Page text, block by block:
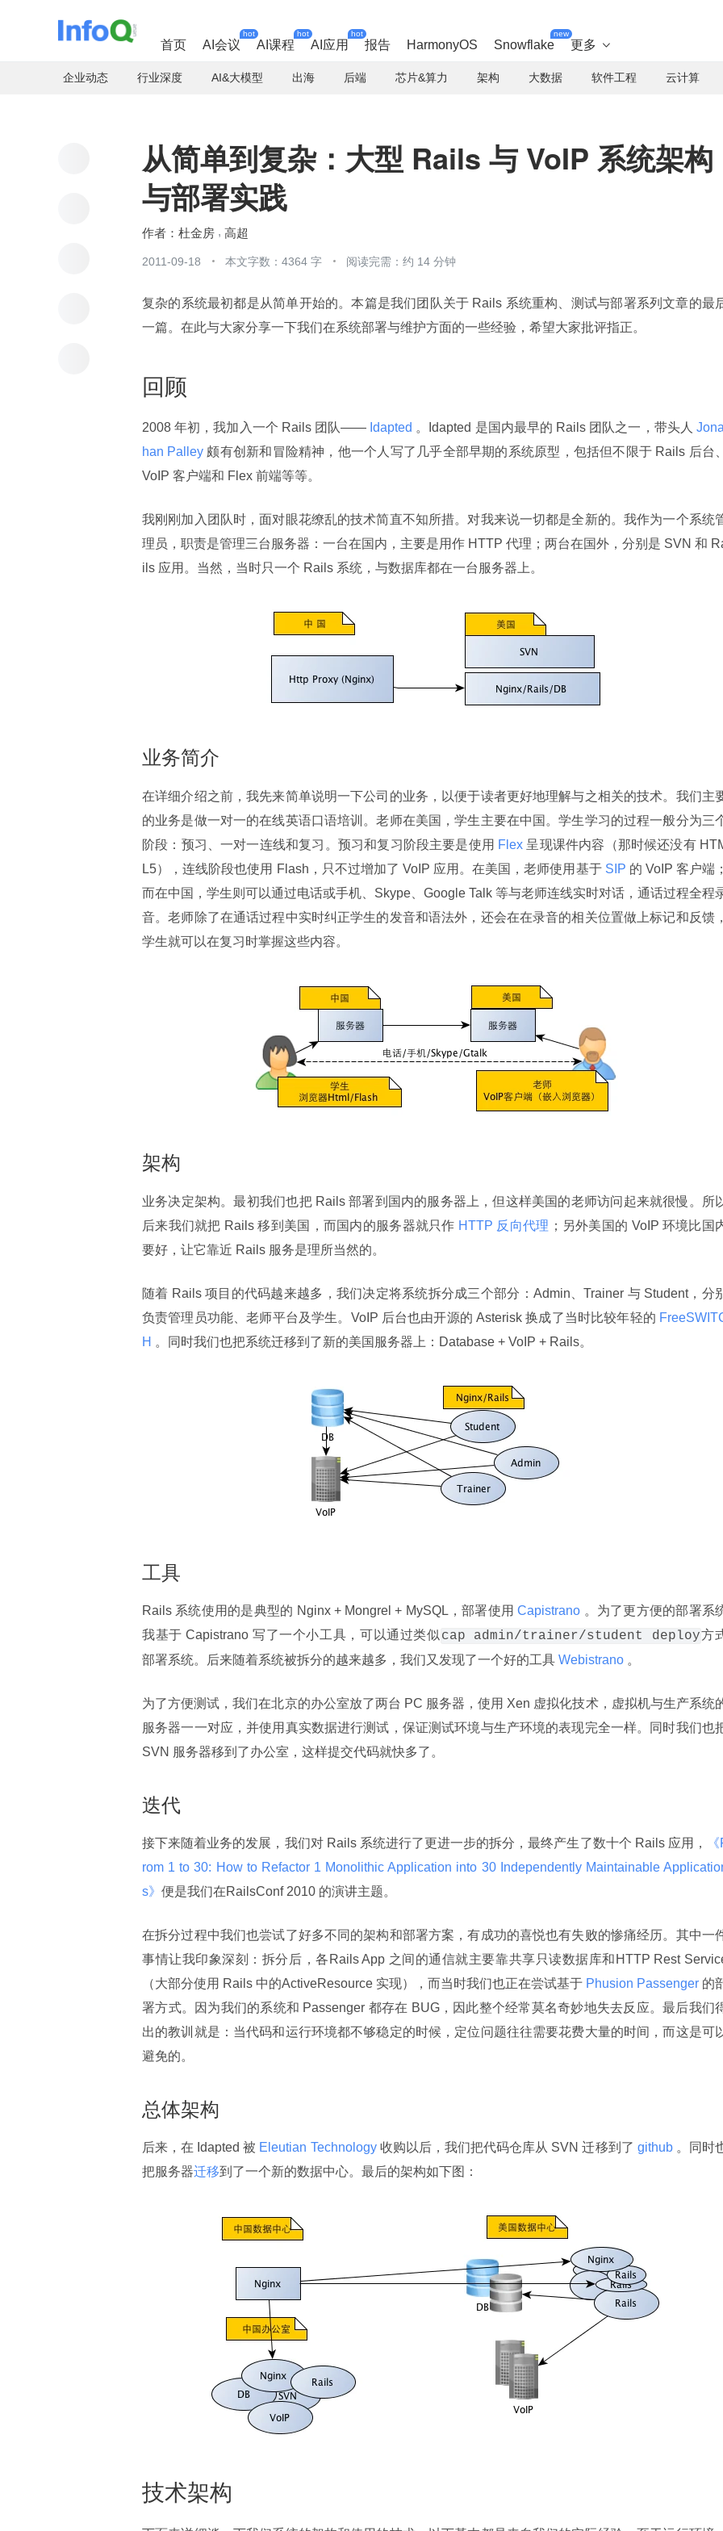
首页 AI会议
hot
AI课程
hot
AI应用
hot
报告 HarmonyOS Snowflake
new
更多 
企业动态 行业深度 AI&大模型 出海 后端 芯片&算力 架构 大数据 软件工程 云计算
从简单到复杂：大型 Rails 与 VoIP 系统架构
与部署实践
杜金房 高超
2011-09-18 本文字数：4364 字 阅读完需：约 14 分钟
复杂的系统最初都是从简单开始的。本篇是我们团队关于 Rails 系统重构、测试与部署系列文章的最
一篇。在此与大家分享一下我们在系统部署与维护方面的一些经验，希望大家批评指正。
回顾
2008 年初，我加入一个 Rails 团队—— Idapted 。Idapted 是国内最早的 Rails 团队之一，带头人
han Palley 颇有创新和冒险精神，他一个人写了几乎全部早期的系统原型，包括但不限于 Rails 后台、
VoIP 客户端和 Flex 前端等等。
我刚刚加入团队时，面对眼花缭乱的技术简直不知所措。对我来说一切都是全新的。我作为一个系统
理员，职责是管理三台服务器：一台在国内，主要是用作 HTTP 代理；两台在国外，分别是 SVN 和
ils 应用。当然，当时只一个 Rails 系统，与数据库都在一台服务器上。
业务简介
在详细介绍之前，我先来简单说明一下公司的业务，以便于读者更好地理解与之相关的技术。我们主
的业务是做一对一的在线英语口语培训。老师在美国，学生主要在中国。学生学习的过程一般分为三
阶段：预习、一对一连线和复习。预习和复习阶段主要是使用 Flex 呈现课件内容（那时候还没有
L5），连线阶段也使用 Flash，只不过增加了 VoIP 应用。在美国，老师使用基于 SIP 的 VoIP 客户端；
而在中国，学生则可以通过电话或手机、Skype、Google Talk 等与老师连线实时对话，通话过程全程
音。老师除了在通话过程中实时纠正学生的发音和语法外，还会在在录音的相关位置做上标记和反馈，
学生就可以在复习时掌握这些内容。
架构
业务决定架构。最初我们也把 Rails 部署到国内的服务器上，但这样美国的老师访问起来就很慢。所
后来我们就把 Rails 移到美国，而国内的服务器就只作 HTTP 反向代理 ；另外美国的 VoIP 环境比国
要好，让它靠近 Rails 服务是理所当然的。
随着 Rails 项目的代码越来越多，我们决定将系统拆分成三个部分：Admin、Trainer 与 Student，分
负责管理员功能、老师平台及学生。VoIP 后台也由开源的 Asterisk 换成了当时比较年轻的
H 。同时我们也把系统迁移到了新的美国服务器上：Database + VoIP + Rails。
工具
Rails 系统使用的是典型的 Nginx + Mongrel + MySQL，部署使用 Capistrano 。为了更方便的部署系
我基于 Capistrano 写了一个小工具，可以通过类似 cap admin/trainer/student deploy方
部署系统。后来随着系统被拆分的越来越多，我们又发现了一个好的工具 Webistrano 。
为了方便测试，我们在北京的办公室放了两台 PC 服务器，使用 Xen 虚拟化技术，虚拟机与生产系统
服务器一一对应，并使用真实数据进行测试，保证测试环境与生产环境的表现完全一样。同时我们也
SVN 服务器移到了办公室，这样提交代码就快多了。
迭代
接下来随着业务的发展，我们对 Rails 系统进行了更进一步的拆分，最终产生了数十个 Rails 应用，
rom 1 to 30: How to Refactor 1 Monolithic Application into 30 Independently Maintainable
s》 便是我们在RailsConf 2010 的演讲主题。
在拆分过程中我们也尝试了好多不同的架构和部署方案，有成功的喜悦也有失败的惨痛经历。其中一
事情让我印象深刻：拆分后，各Rails App 之间的通信就主要靠共享只读数据库和HTTP Rest
（大部分使用 Rails 中的ActiveResource 实现），而当时我们也正在尝试基于 Phusion Passenger 的
署方式。因为我们的系统和 Passenger 都存在 BUG，因此整个经常莫名奇妙地失去反应。最后我们
出的教训就是：当代码和运行环境都不够稳定的时候，定位问题往往需要花费大量的时间，而这是可
避免的。
总体架构
后来，在 Idapted 被 Eleutian Technology 收购以后，我们把代码仓库从 SVN 迁移到了 github 。同时
把服务器迁移到了一个新的数据中心。最后的架构如下图：
技术架构